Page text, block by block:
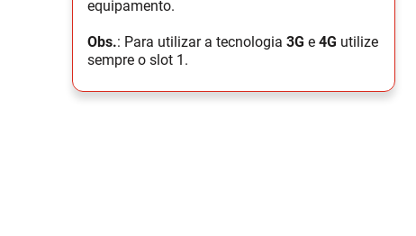
equipamento.
Obs.: Para utilizar a tecnologia 3G e 4G utilize
sempre o slot 1.